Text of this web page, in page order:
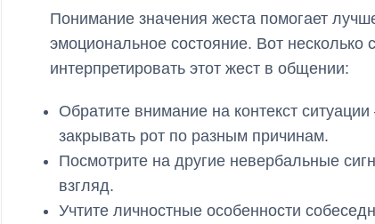
Понимание значения жеста помогает
эмоциональное состояние. Вот несколько
интерпретировать этот жест в общении:
Обратите внимание на контекст
закрывать рот по разным причинам.
Посмотрите на другие невербальные
взгляд.
Учтите личностные особенности